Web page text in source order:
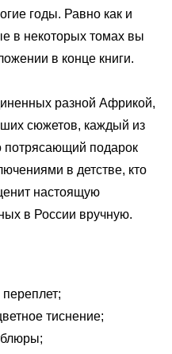
годы. Равно как и
в некоторых томах вы
в конце книги.
разной Африкой,
сюжетов, каждый из
потрясающий подарок
в детстве, кто
настоящую
в России вручную.
тиснение;